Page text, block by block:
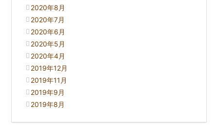
2020年8月
2020年7月
2020年6月
2020年5月
2020年4月
2019年12月
2019年11月
2019年9月
2019年8月